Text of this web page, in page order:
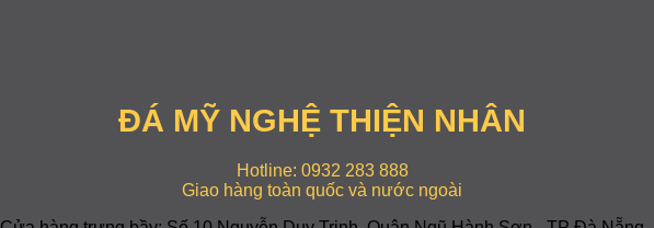
ĐÁ MỸ NGHỆ THIỆN NHÂN
Hotline: 0932 283 888
Giao hàng toàn quốc và nước ngoài